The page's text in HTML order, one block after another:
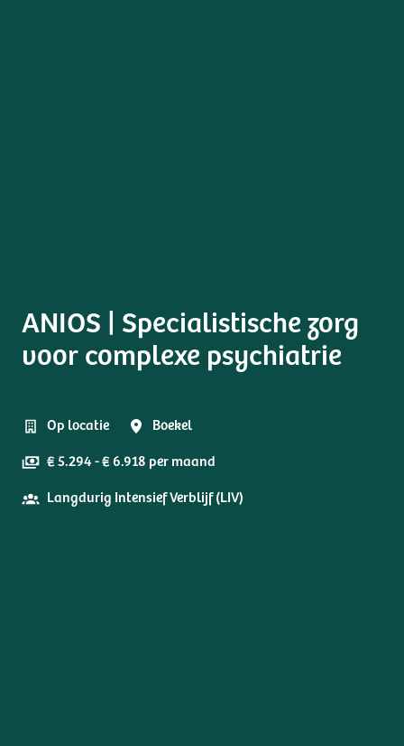
ANIOS | Specialistische zorg
voor complexe psychiatrie
Op locatie Boekel
€ 5.294 - € 6.918 per maand
Langdurig Intensief Verblijf (LIV)